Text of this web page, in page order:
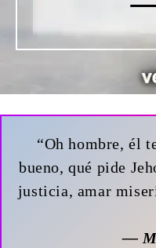
“Oh hombre, él
bueno, qué pide
justicia, amar
—